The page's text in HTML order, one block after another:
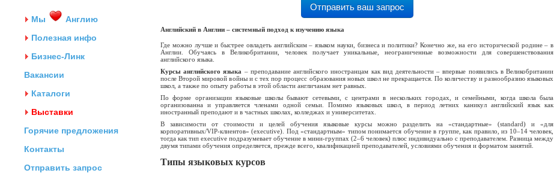
Мы
Англию
Полезная инфо
Бизнес-Линк
Вакансии
Каталоги
Выставки
Горячие предложения
Контакты
Отправить запрос
Отправить ваш запрос
Английский в Англии – системный подход к изучению языка
Где можно лучше и быстрее овладеть английским – языком науки, бизнеса и политики? Конечно же, на его исторической родине – в
Англии. Обучаясь в Великобритании, человек получает уникальные, неограниченные возможности для совершенствования
английского языка.
Курсы английского языка – преподавание английского иностранцам как вид деятельности – впервые появились в Великобритании
после Второй мировой войны и с тех пор процесс образования новых школ не прекращается. По количеству и разнообразию языковых
школ, а также по опыту работы в этой области англичанам нет равных.
По форме организации языковые школы бывают сетевыми, с центрами в нескольких городах, и семейными, когда школа была
организованна и управляется членами одной семьи. Помимо языковых школ, в период летних каникул английский язык как
иностранный преподают и в частных школах, колледжах и университетах.
В зависимости от стоимости и целей обучения языковые курсы можно разделить на «стандартные» (standard) и «для
корпоративных/VIP-клиентов» (executive). Под «стандартным» типом понимается обучение в группе, как правило, из 10–14 человек,
тогда как тип executive подразумевает обучение в мини-группах (2–6 человек) плюс индивидуально с преподавателем. Разница между
двумя типами обучения определяется, прежде всего, квалификацией преподавателей, условиями обучения и форматом занятий.
Типы языковых курсов